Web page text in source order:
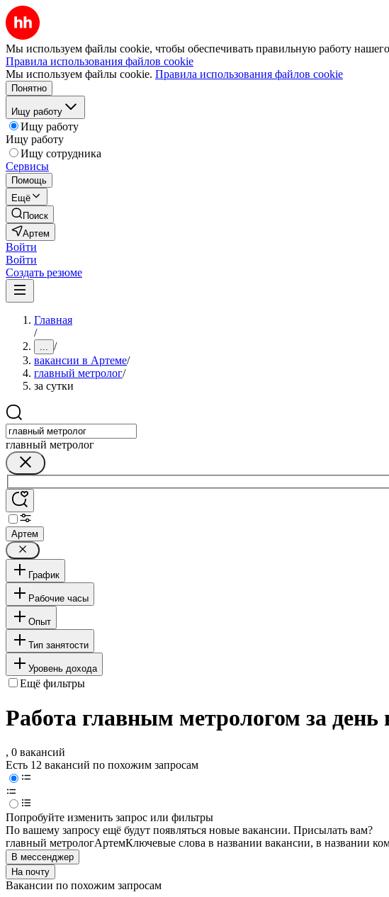
Мы используем файлы cookie, чтобы обеспечивать правильную работу нашего
Правила использования файлов cookie
Мы используем файлы cookie. Правила использования файлов cookie
Понятно
Ищу работу
Ищу работу
Ищу работу
Ищу сотрудника
Сервисы
Помощь
Ещё
Поиск
Артем
Войти
Войти
Создать резюме
Главная
/
... /
вакансии в Артеме/
главный метролог/
за сутки
главный метролог
Артем
График
Рабочие часы
Опыт
Тип занятости
Уровень дохода
Ещё фильтры
Работа главным метрологом за день
, 0 вакансий
Есть 12 вакансий по похожим запросам
Попробуйте изменить запрос или фильтры
По вашему запросу ещё будут появляться новые вакансии. Присылать вам?
главный метрологАртемКлючевые слова в названии вакансии, в названии
В мессенджер
На почту
Вакансии по похожим запросам